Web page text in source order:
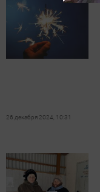
26 декабря 2024, 10:31